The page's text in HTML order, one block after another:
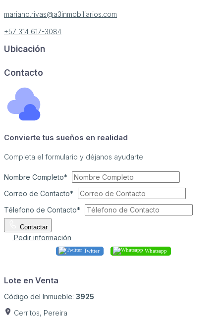
mariano.rivas@a3inmobiliarios.com
+57 314 617-3084
Ubicación
Contacto
Convierte tus sueños en realidad
Completa el formulario y déjanos ayudarte
Nombre Completo*
Correo de Contacto*
Télefono de Contacto*
Contactar
Pedir información
Twitter Whatsapp
Lote en Venta
Código del Inmueble: 3925
Cerritos, Pereira